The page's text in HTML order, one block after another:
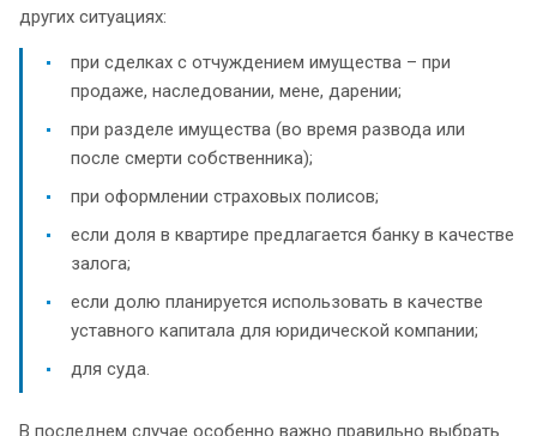
других ситуациях:
при сделках с отчуждением имущества – при
продаже, наследовании, мене, дарении;
при разделе имущества (во время развода или
после смерти собственника);
при оформлении страховых полисов;
если доля в квартире предлагается банку в качестве
залога;
если долю планируется использовать в качестве
уставного капитала для юридической компании;
для суда.
В последнем случае особенно важно правильно выбрать